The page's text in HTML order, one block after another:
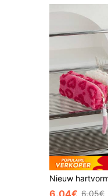
6.04€ 6.05€